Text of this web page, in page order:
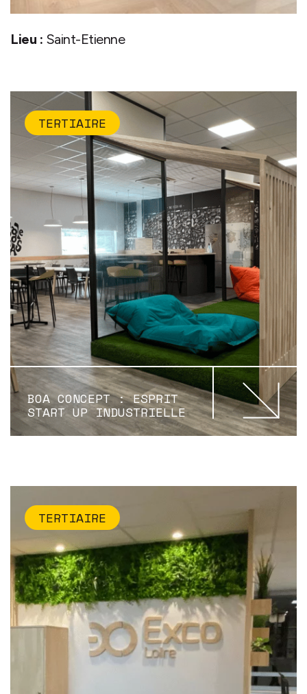
Lieu : Saint-Etienne
TERTIAIRE
BOA CONCEPT : ESPRIT
START UP INDUSTRIELLE
TERTIAIRE